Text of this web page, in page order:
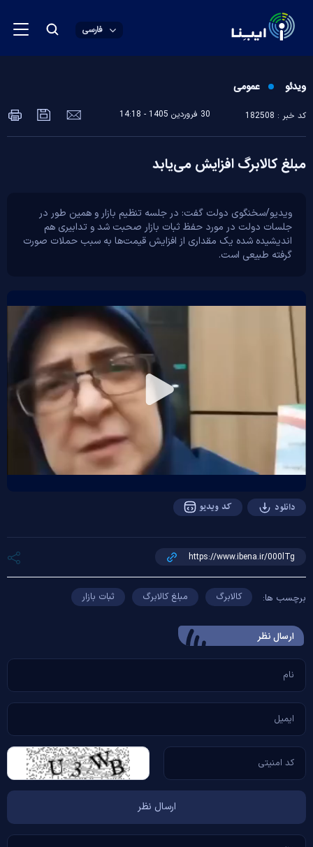
فارسی
ویدئو عمومی
کد خبر : 182508 30 فروردين 1405 - 14:18
مبلغ کالابرگ افزایش می‌یابد
ویدیو/سخنگوی دولت گفت: در جلسه تنظیم بازار و همین طور در
جلسات دولت در مورد حفظ ثبات بازار صحبت شد و تدابیری هم
اندیشیده شده یک مقداری از افزایش قیمت‌ها به سبب حملات صورت
گرفته طبیعی است.
Play
Video
دانلود کد ویدیو
برچسب ها: کالابرگ مبلغ کالابرگ ثبات بازار
ارسال‌ نظر